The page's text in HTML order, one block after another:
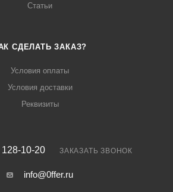
Статьи
СДЕЛАТЬ ЗАКАЗ?
Условия оплаты
Условия доставки
Реквизиты
10-20 ЗАКАЗАТЬ ЗВОНОК
info@0ffer.ru